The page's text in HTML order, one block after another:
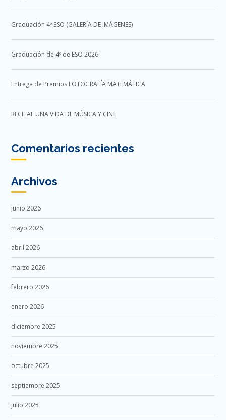
Graduación 4º ESO (GALERÍA DE IMÁGENES)
Graduación de 4º de ESO 2026
Entrega de Premios FOTOGRAFÍA MATEMÁTICA
RECITAL UNA VIDA DE MÚSICA Y CINE
Comentarios recientes
Archivos
junio 2026
mayo 2026
abril 2026
marzo 2026
febrero 2026
enero 2026
diciembre 2025
noviembre 2025
octubre 2025
septiembre 2025
julio 2025